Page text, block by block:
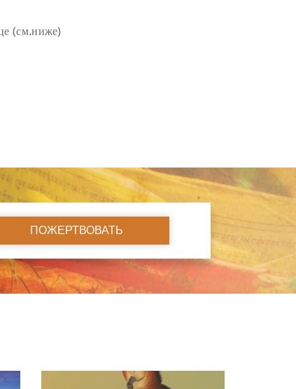
(см.ниже)
ПОЖЕРТВОВАТЬ